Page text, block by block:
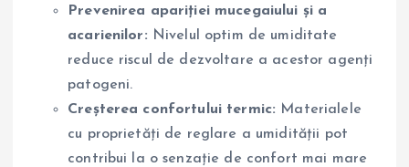
Prevenirea apariției mucegaiului și a
acarienilor: Nivelul optim de umiditate
reduce riscul de dezvoltare a acestor agenți
patogeni.
Creșterea confortului termic: Materialele
cu proprietăți de reglare a umidității pot
contribui la o senzație de confort mai mare